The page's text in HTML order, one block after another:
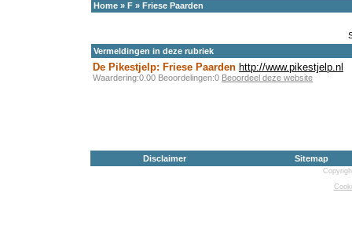
Home » F » Friese Paarden
Vermeldingen in deze rubriek
De Pikestjelp: Friese Paarden http://www.pikestjelp.nl
Waardering:0.00 Beoordelingen:0 Beoordeel deze website
Disclaimer Sitemap